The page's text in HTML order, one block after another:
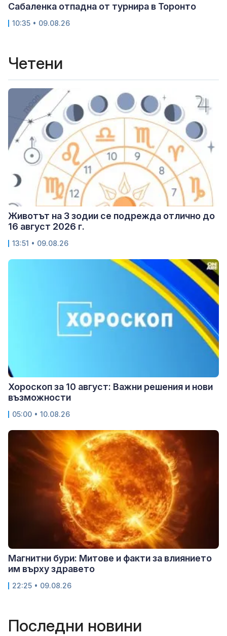
Сабаленка отпадна от турнира в Торонто
10:35 • 09.08.26
Четени
Животът на 3 зодии се подрежда отлично до
16 август 2026 г.
13:51 • 09.08.26
Хороскоп за 10 август: Важни решения и нови
възможности
05:00 • 10.08.26
Магнитни бури: Митове и факти за влиянието
им върху здравето
22:25 • 09.08.26
Последни новини